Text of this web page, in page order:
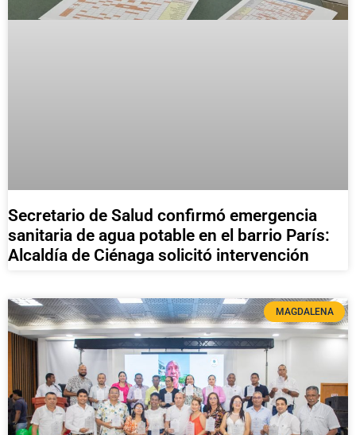
Secretario de Salud confirmó emergencia
sanitaria de agua potable en el barrio París:
Alcaldía de Ciénaga solicitó intervención
MAGDALENA